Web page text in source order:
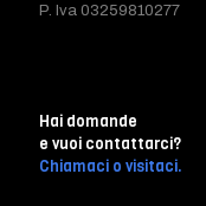
P. Iva 03259810277
Hai domande
e vuoi contattarci?
Chiamaci o visitaci.